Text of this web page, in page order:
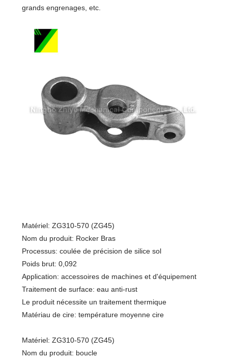
grands engrenages, etc.
Matériel: ZG310-570 (ZG45)
Nom du produit: Rocker Bras
Processus: coulée de précision de silice sol
Poids brut: 0,092
Application: accessoires de machines et d'équipement
Traitement de surface: eau anti-rust
Le produit nécessite un traitement thermique
Matériau de cire: température moyenne cire
Matériel: ZG310-570 (ZG45)
Nom du produit: boucle